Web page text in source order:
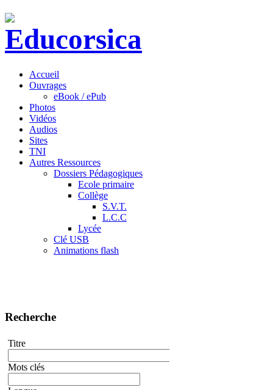
Accueil
Ouvrages
eBook / ePub
Photos
Vidéos
Audios
Sites
TNI
Autres Ressources
Dossiers Pédagogiques
Ecole primaire
Collège
S.V.T.
L.C.C
Lycée
Clé USB
Animations flash
Recherche
Titre
Mots clés